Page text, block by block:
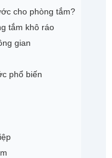
cho phòng tắm?
tắm khô ráo
gian
phổ biến